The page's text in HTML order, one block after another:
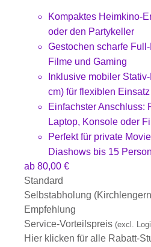
Kompaktes Heimkino-
oder den Partykeller
Gestochen scharfe
Filme und Gaming
Inklusive mobiler
cm) für flexiblen Einsatz
Einfachster Anschluss:
Laptop, Konsole oder
Perfekt für private
Diashows bis 15
ab 80,00 €
Standard
Selbstabholung
Empfehlung
Service-Vorteilspreis (excl.
Hier klicken für alle Rabatt-